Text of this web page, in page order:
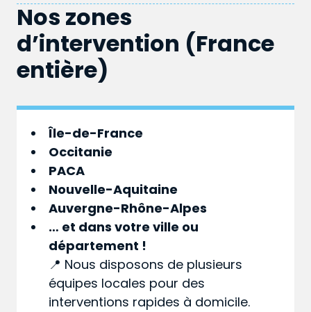
Nos zones
d’intervention (France
entière)
Île-de-France
Occitanie
PACA
Nouvelle-Aquitaine
Auvergne-Rhône-Alpes
… et dans votreville ou
département !
📍 Nous disposons de plusieurs
équipes locales pour des
interventions rapides à domicile.